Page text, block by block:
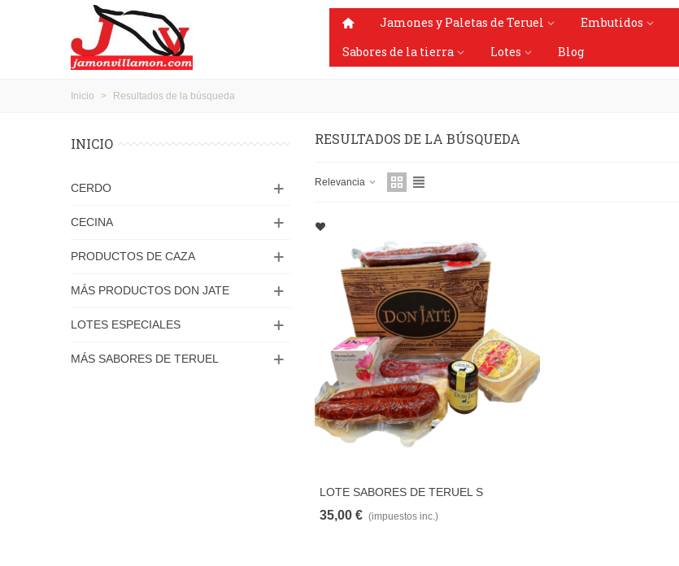
Jamones y Paletas de Teruel Embutidos
Sabores de la tierra
Lotes Blog
Inicio > Resultados de la búsqueda
INICIO
CERDO
CECINA
PRODUCTOS DE CAZA
MÁS PRODUCTOS DON JATE
LOTES ESPECIALES
MÁS SABORES DE TERUEL
RESULTADOS DE LA BÚSQUEDA
Relevancia
AÑADIR PARA COMPARAR
LOTE SABORES DE TERUEL S
35,00 € (impuestos inc.)